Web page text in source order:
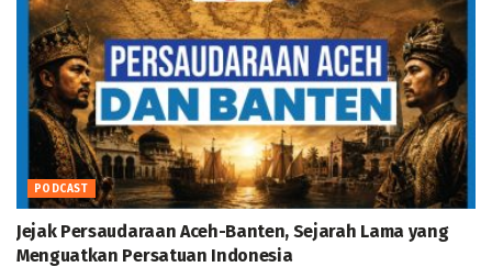
PODCAST
Jejak Persaudaraan Aceh-Banten, Sejarah Lama yang
Menguatkan Persatuan Indonesia